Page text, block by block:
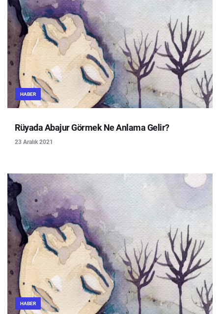
HABER
Rüyada Abajur Görmek Ne Anlama Gelir?
23 Aralık 2021
HABER